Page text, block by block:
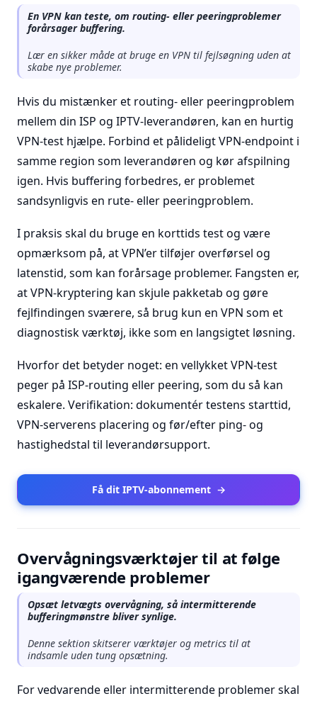
En VPN kan teste, om routing- eller peeringproblemer
forårsager buffering.
Lær en sikker måde at bruge en VPN til fejlsøgning uden at
skabe nye problemer.
Hvis du mistænker et routing- eller peeringproblem
mellem din ISP og IPTV-leverandøren, kan en hurtig
VPN-test hjælpe. Forbind et pålideligt VPN-endpoint i
samme region som leverandøren og kør afspilning
igen. Hvis buffering forbedres, er problemet
sandsynligvis en rute- eller peeringproblem.
I praksis skal du bruge en korttids test og være
opmærksom på, at VPN’er tilføjer overførsel og
latenstid, som kan forårsage problemer. Fangsten er,
at VPN-kryptering kan skjule pakketab og gøre
fejlfindingen sværere, så brug kun en VPN som et
diagnostisk værktøj, ikke som en langsigtet løsning.
Hvorfor det betyder noget: en vellykket VPN-test
peger på ISP-routing eller peering, som du så kan
eskalere. Verifikation: dokumentér testens starttid,
VPN-serverens placering og før/efter ping- og
hastighedstal til leverandørsupport.
Få dit IPTV-abonnement →
Overvågningsværktøjer til at følge
igangværende problemer
Opsæt letvægts overvågning, så intermitterende
bufferingmønstre bliver synlige.
Denne sektion skitserer værktøjer og metrics til at
indsamle uden tung opsætning.
For vedvarende eller intermitterende problemer skal